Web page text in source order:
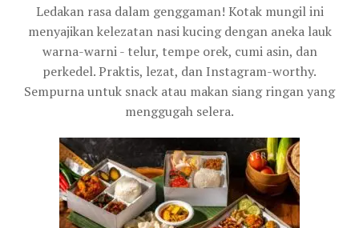
Ledakan rasa dalam genggaman! Kotak mungil ini
menyajikan kelezatan nasi kucing dengan aneka lauk
warna-warni - telur, tempe orek, cumi asin, dan
perkedel. Praktis, lezat, dan Instagram-worthy.
Sempurna untuk snack atau makan siang ringan yang
menggugah selera.